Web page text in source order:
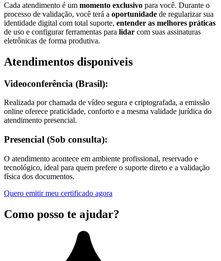
Cada atendimento é um momento exclusivo para você. Durante o
processo de validação, você terá a oportunidade de regularizar sua
identidade digital com total suporte, entender as melhores práticas
de uso e configurar ferramentas para lidar com suas assinaturas
eletrônicas de forma produtiva.
Atendimentos disponíveis
Videoconferência (Brasil):
Realizada por chamada de vídeo segura e criptografada, a emissão
online oferece praticidade, conforto e a mesma validade jurídica do
atendimento presencial.
Presencial (Sob consulta):
O atendimento acontece em ambiente profissional, reservado e
tecnológico, ideal para quem prefere o suporte direto e a validação
física dos documentos.
Quero emitir meu certificado agora
Como posso te ajudar?